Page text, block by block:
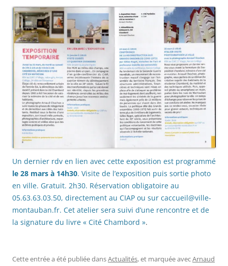
Un dernier rdv en lien avec cette exposition est programmé
le 28 mars à 14h30. Visite de l’exposition puis sortie photo
en ville. Gratuit. 2h30. Réservation obligatoire au
05.63.63.03.50, directement au CIAP ou sur caccueil@ville-
montauban.fr. Cet atelier sera suivi d’une rencontre et de
la signature du livre « Cité Chambord ».
Cette entrée a été publiée dansActualités, et marquée avecArnaud